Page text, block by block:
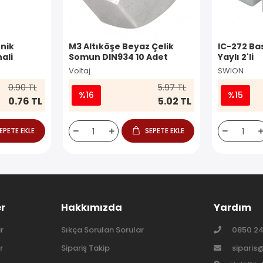
0.90 TL
0.76 TL
EKLE
M3 Altıköşe Beyaz Çelik
Somun DIN934 10 Adet
Voltaj
%16
5.97 TL
5.02 TL
SEPETE EKLE
IC-272
Yaylı 2'li
SWION
%15
Hakkımızda
Sıkça Sorulan Sorular
Sipariş Takip
Yardım
0850